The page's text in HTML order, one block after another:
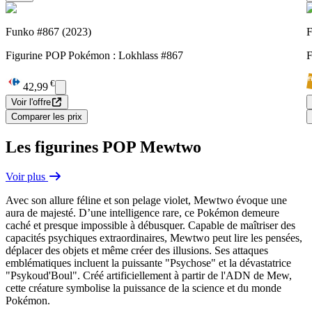
Funko #867 (2023)
Figurine POP Pokémon : Lokhlass #867
42,99 €
Voir l'offre
Comparer les prix
Les figurines POP Mewtwo
Voir plus
Avec son allure féline et son pelage violet, Mewtwo évoque une
aura de majesté. D’une intelligence rare, ce Pokémon demeure
caché et presque impossible à débusquer. Capable de maîtriser des
capacités psychiques extraordinaires, Mewtwo peut lire les pensées,
déplacer des objets et même créer des illusions. Ses attaques
emblématiques incluent la puissante "Psychose" et la dévastatrice
"Psykoud'Boul". Créé artificiellement à partir de l'ADN de Mew,
cette créature symbolise la puissance de la science et du monde
Pokémon.